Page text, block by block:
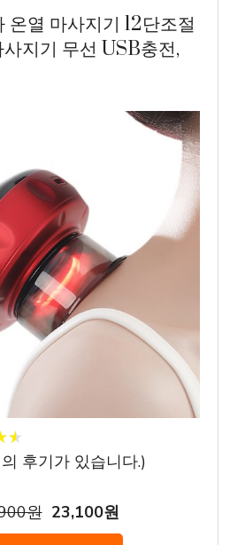
온열 마사지기 12단조절
지기 무선 USB충전,
★
★
후기가 있습니다.)
원 23,100원